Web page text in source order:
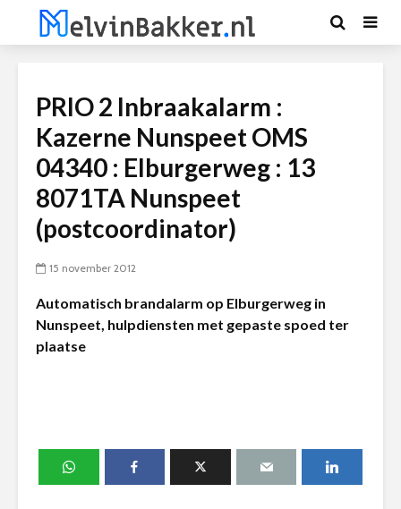
PRIO 2 Inbraakalarm :
Kazerne Nunspeet OMS
04340 : Elburgerweg : 13
8071TA Nunspeet
(postcoordinator)
15 november 2012
Automatisch brandalarm op Elburgerweg in
Nunspeet, hulpdiensten met gepaste spoed ter
plaatse